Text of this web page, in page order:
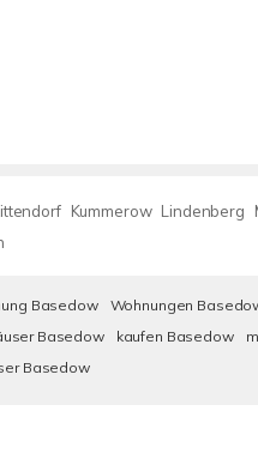
Kummerow Lindenberg
Basedow Wohnungen
Basedow kaufen Basedow
Basedow